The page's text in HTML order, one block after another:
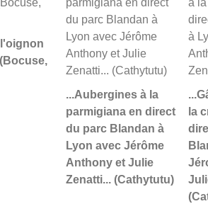
...Aubergines à la
parmigiana en direct
du parc Blandan à
Lyon avec Jérôme
Anthony et Julie
Zenatti... (Cathytutu)
la